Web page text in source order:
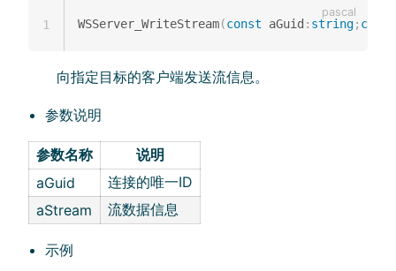
WSServer_WriteStream(const aGuid : string; const
1
向指定目标的客户端发送流信息。
参数说明
参数名称
说明
aGuid
连接的唯一ID
aStream
流数据信息
示例